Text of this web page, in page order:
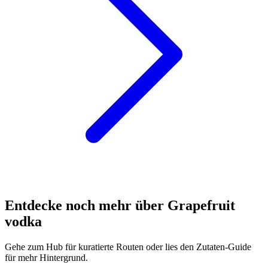
Entdecke noch mehr über Grapefruit
vodka
Gehe zum Hub für kuratierte Routen oder lies den Zutaten-Guide
für mehr Hintergrund.